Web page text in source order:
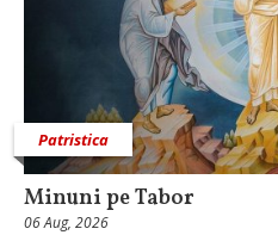
Patristica
Minuni pe Tabor
06 Aug, 2026